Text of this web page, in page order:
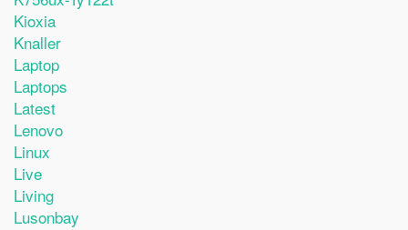
Kioxia
Knaller
Laptop
Laptops
Latest
Lenovo
Linux
Live
Living
Lusonbay